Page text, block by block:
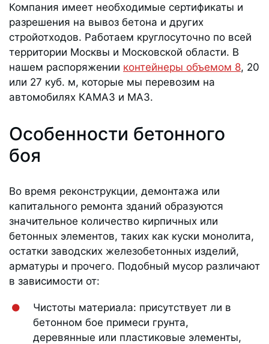
Компания имеет необходимые сертификаты и
разрешения на вывоз бетона и других
стройотходов. Работаем круглосуточно по всей
территории Москвы и Московской области. В
нашем распоряжении контейнеры объемом 8, 20
или 27 куб. м, которые мы перевозим на
автомобилях КАМАЗ и МАЗ.
Особенности бетонного
боя
Во время реконструкции, демонтажа или
капитального ремонта зданий образуются
значительное количество кирпичных или
бетонных элементов, таких как куски монолита,
остатки заводских железобетонных изделий,
арматуры и прочего. Подобный мусор различают
в зависимости от:
Чистоты материала: присутствует ли в
бетонном бое примеси грунта,
деревянные или пластиковые элементы,